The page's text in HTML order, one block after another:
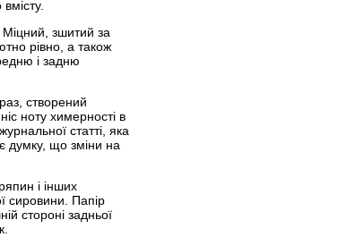
Міцний, зшитий за
рівно, а також
і задню
створений
ноту химерності в
статті, яка
думку, що зміни на
і інших
сировини. Папір
стороні задньої